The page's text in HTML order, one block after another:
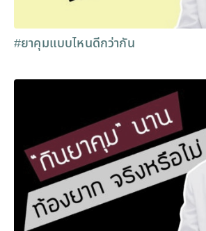
#ยาคุมแบบไหนดีกว่ากัน